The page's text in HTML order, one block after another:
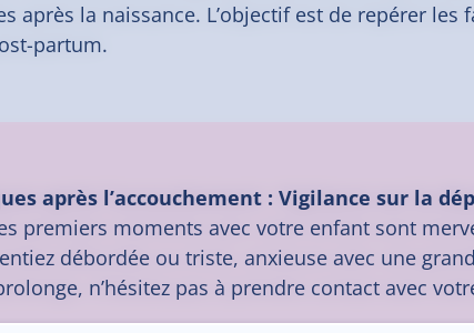
après la naissance. L’objectif est de repérer les
partum.
après l’accouchement : Vigilance sur la
premiers moments avec votre enfant sont
débordée ou triste, anxieuse avec une
n’hésitez pas à prendre contact avec